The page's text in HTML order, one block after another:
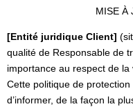
MISE À
[Entité juridique Client]
qualité de Responsable de
importance au respect de la
Cette politique de
d’informer, de la façon la